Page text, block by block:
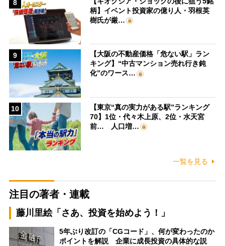
8
柄】イベント投資家の億り人・羽根英
樹氏が厳…
9
【大阪の不動産価格「危ない駅」ラン
キング】“中古マンション売れ行き鈍
化”のワース…
10
【東京“真の実力がある駅”ランキング
70】1位・代々木上原、2位・水天宮
前… 人口増…
一覧を見る
注目の著者・連載
藤川里絵「さあ、投資を始めよう！」
5年ぶり改訂の「CGコード」、何が変わったのか
ポイントを解説 企業に成長投資の具体的な説